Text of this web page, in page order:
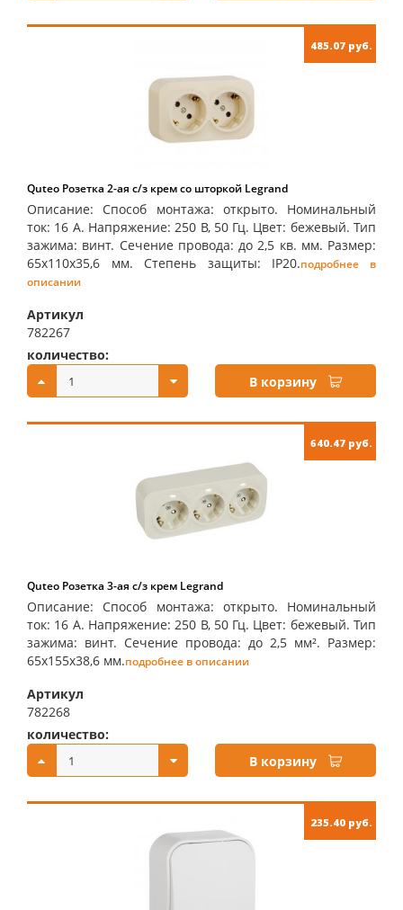
485.07 руб.
Quteo Розетка 2-ая с/з крем со шторкой Legrand
Описание: Способ монтажа: открыто. Номинальный
ток: 16 А. Напряжение: 250 В, 50 Гц. Цвет: бежевый. Тип
зажима: винт. Сечение провода: до 2,5 кв. мм. Размер:
65х110х35,6 мм. Степень защиты: IP20.подробнее в
описании
Артикул
782267
количество:
В корзину
640.47 руб.
Quteo Розетка 3-ая с/з крем Legrand
Описание: Способ монтажа: открыто. Номинальный
ток: 16 А. Напряжение: 250 В, 50 Гц. Цвет: бежевый. Тип
зажима: винт. Сечение провода: до 2,5 мм². Размер:
65х155х38,6 мм.подробнее в описании
Артикул
782268
количество:
В корзину
235.40 руб.